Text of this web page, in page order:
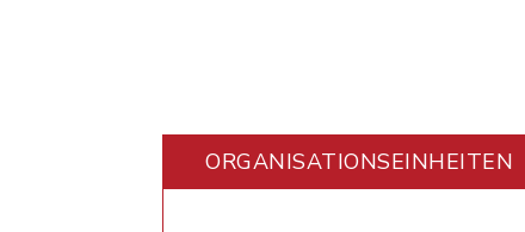
ORGANISATIONS­EINHEITEN